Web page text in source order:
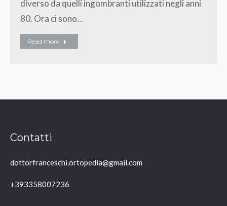
diverso da quelli ingombranti utilizzati negli anni
80. Ora ci sono…
Read more
Contatti
dottorfranceschi.ortopedia@gmail.com
+393358007236